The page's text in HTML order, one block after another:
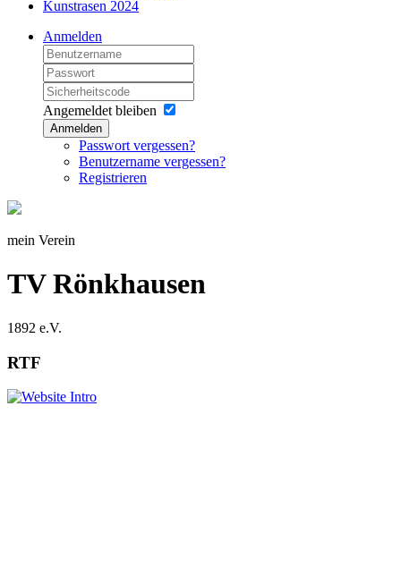
Kunstrasen 2024
Anmelden
Angemeldet bleiben
Anmelden
Passwort vergessen?
Benutzername vergessen?
Registrieren
mein Verein
TV Rönkhausen
1892 e.V.
RTF